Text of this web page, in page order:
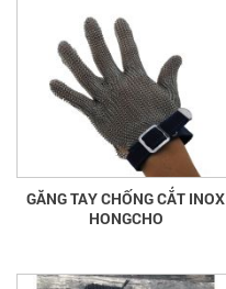
GĂNG TAY CHỐNG CẮT INOX
HONGCHO